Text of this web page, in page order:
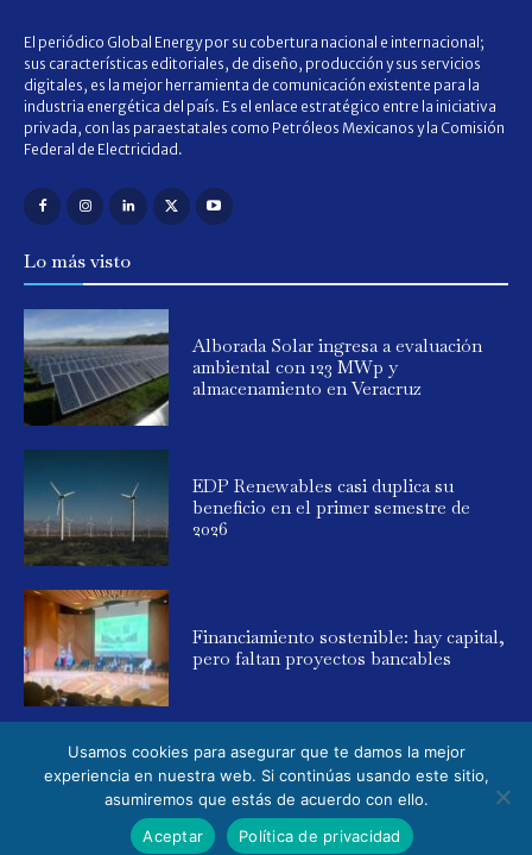
El periódico Global Energy por su cobertura nacional e internacional;
sus características editoriales, de diseño, producción y sus servicios
digitales, es la mejor herramienta de comunicación existente para la
industria energética del país. Es el enlace estratégico entre la iniciativa
privada, con las paraestatales como Petróleos Mexicanos y la Comisión
Federal de Electricidad.
Lo más visto
Alborada Solar ingresa a evaluación
ambiental con 123 MWp y
almacenamiento en Veracruz
EDP Renewables casi duplica su
beneficio en el primer semestre de
2026
Financiamiento sostenible: hay capital,
pero faltan proyectos bancables
© 2025 Global Energy. Todos los derechos reservados. Powered by
Elemental Media
Usamos cookies para asegurar que te damos la mejor
experiencia en nuestra web. Si continúas usando este sitio,
asumiremos que estás de acuerdo con ello.
Aceptar
Política de privacidad